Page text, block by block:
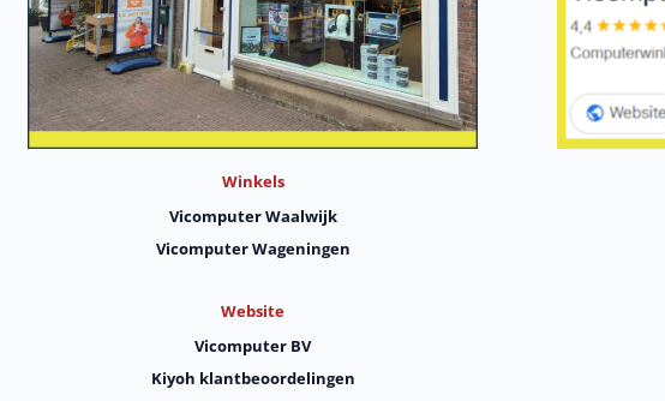
Winkels
Vicomputer Waalwijk
Vicomputer Wageningen
Website
Vicomputer BV
Kiyoh klantbeoordelingen